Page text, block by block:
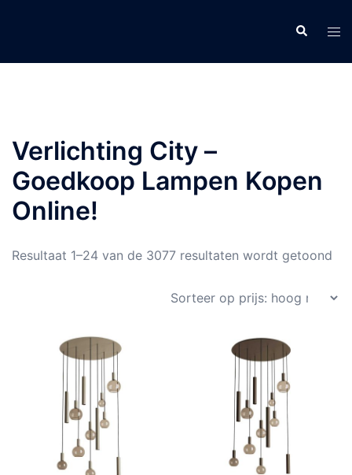
Zoeken
Verlichting City –
Goedkoop Lampen Kopen
Online!
Resultaat 1–24 van de 3077 resultaten wordt getoond